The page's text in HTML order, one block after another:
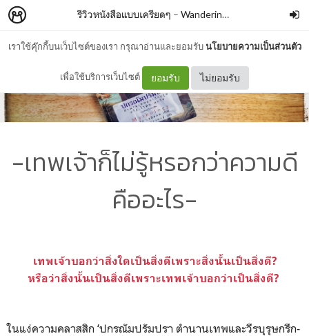
เราใช้คุ๊กกี้บนเว็บไซต์ของเรา กรุณาอ่านและยอมรับนโยบายความเป็นส่วนตัว
เพื่อใช้บริการเว็บไซต์ ยอมรับ ไม่ยอมรับ
รีวิวหนังสือแบบเครียดๆ – WanderingBook
-เทพเจ้าก็ไม่รู้หรอกว่าความดี
คืออะไร-
เทพเจ้าบอกว่าสิ่งใดเป็นสิ่งดีเพราะสิ่งนั้นเป็นสิ่งดี?
หรือว่าสิ่งนั้นเป็นสิ่งดีเพราะเทพเจ้าบอกว่าเป็นสิ่งดี?
ในแง่ความคลาสสิก ‘ปกรณัมปรัมปรา ตำนานเทพและวีรบุรุษกรีก-